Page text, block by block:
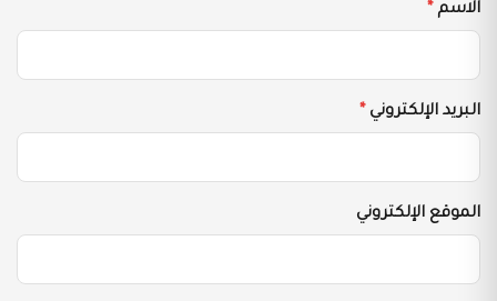
الاسم *
البريد الإلكتروني *
الموقع الإلكتروني